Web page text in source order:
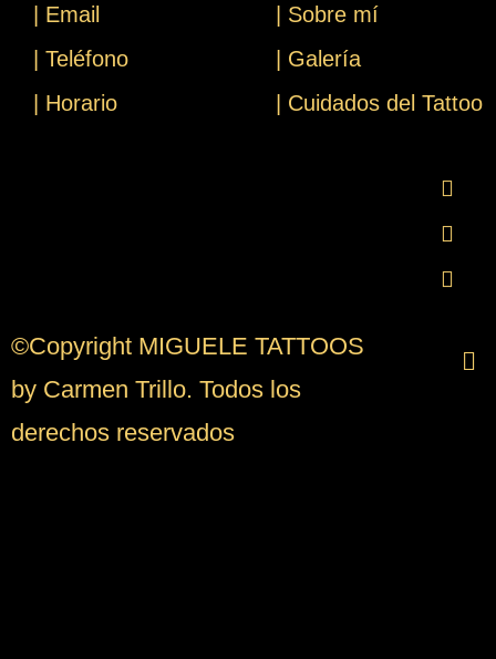
| Email
| Sobre mí
| Teléfono
| Horario
| Galería
| Cuidados del Tattoo
©Copyright MIGUELE TATTOOS
by Carmen Trillo. Todos los
derechos reservados